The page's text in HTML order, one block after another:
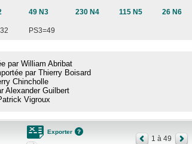
49 N3 230 N4 115 N5 26 N6
PS3=49
par William Abribat
par Thierry Boisard
Chincholle
Alexander Guilbert
Vigroux
Exporter
1 à 49